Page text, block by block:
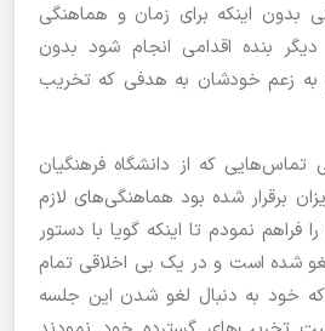
اینکه برای زمان و هماهنگی
بنده اقدامی انجام شود بدون
به زعم خودشان به هدفی که تخریب
که از دانشگاه فرهنگیان
برقرار شده بود هماهنگی‌های لازم
فراهم نمودم تا اینکه گویا با دستور
شده است و در یک بی اخلاقی تمام
که خود به دنبال لغو شدن این جلسه